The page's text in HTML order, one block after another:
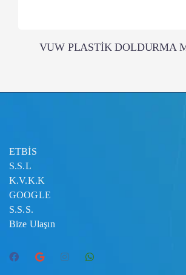
VUW PLASTİK DOLDURMA
ETBİS
S.S.L
K.V.K.K
GOOGLE
S.S.S.
Bize Ulaşın